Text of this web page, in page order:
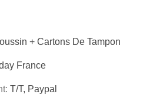
+ Cartons De Tampon
France
T/T, Paypal